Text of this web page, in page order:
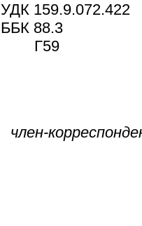
УДК 159.9.072.422
ББК 88.3
Г59
член-